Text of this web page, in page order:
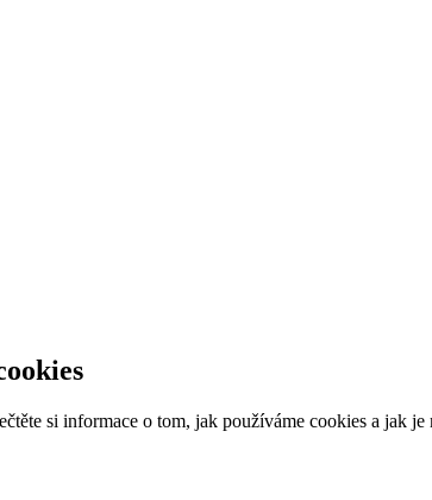
si informace o tom, jak používáme cookies a jak